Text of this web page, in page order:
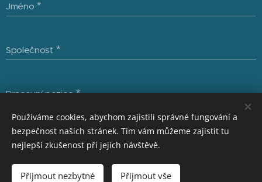
Jméno
Společnost
Pracovní pozice
Číslo objednávky
Používáme cookies, abychom zajistili správné fungování a
bezpečnost našich stránek. Tím vám můžeme zajistit tu
nejlepší zkušenost při jejich návštěvě.
Přijmout nezbytné Přijmout vše